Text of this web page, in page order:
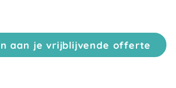
aan je vrijblijvende offerte